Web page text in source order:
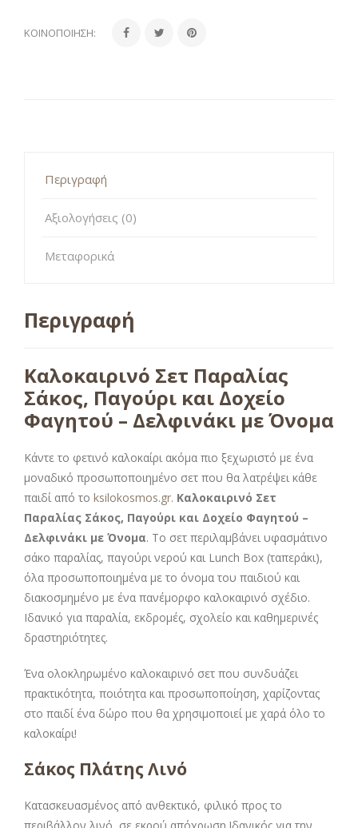
ΚΟΙΝΟΠΟΊΗΣΗ:
Περιγραφή
Αξιολογήσεις (0)
Μεταφορικά
Περιγραφή
Καλοκαιρινό Σετ Παραλίας
Σάκος, Παγούρι και Δοχείο
Φαγητού – Δελφινάκι με Όνομα
Κάντε το φετινό καλοκαίρι ακόμα πιο ξεχωριστό με ένα
μοναδικό προσωποποιημένο σετ που θα λατρέψει κάθε
παιδί από το ksilokosmos.gr. Καλοκαιρινό Σετ
Παραλίας Σάκος, Παγούρι και Δοχείο Φαγητού –
Δελφινάκι με Όνομα. Το σετ περιλαμβάνει υφασμάτινο
σάκο παραλίας, παγούρι νερού και Lunch Box (ταπεράκι),
όλα προσωποποιημένα με το όνομα του παιδιού και
διακοσμημένο με ένα πανέμορφο καλοκαιρινό σχέδιο.
Ιδανικό για παραλία, εκδρομές, σχολείο και καθημερινές
δραστηριότητες.
Ένα ολοκληρωμένο καλοκαιρινό σετ που συνδυάζει
πρακτικότητα, ποιότητα και προσωποποίηση, χαρίζοντας
στο παιδί ένα δώρο που θα χρησιμοποιεί με χαρά όλο το
καλοκαίρι!
Σάκος Πλάτης Λινό
Κατασκευασμένος από ανθεκτικό, φιλικό προς το
περιβάλλον λινό, σε εκρού απόχρωση.Ιδανικός για την